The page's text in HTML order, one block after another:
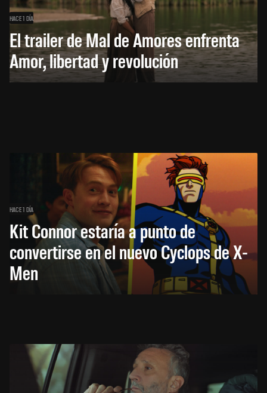
HACE 1 DÍA
El trailer de Mal de Amores enfrenta
Amor, libertad y revolución
HACE 1 DÍA
Kit Connor estaría a punto de
convertirse en el nuevo Cyclops de X-
Men